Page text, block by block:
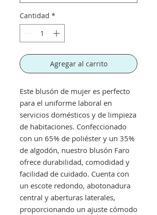
Cantidad *
Agregar al carrito
Este blusón de mujer es perfecto
para el uniforme laboral en
servicios domésticos y de limpieza
de habitaciones. Confeccionado
con un 65% de poliéster y un 35%
de algodón, nuestro blusón Faro
ofrece durabilidad, comodidad y
facilidad de cuidado. Cuenta con
un escote redondo, abotonadura
central y aberturas laterales,
proporcionando un ajuste cómodo